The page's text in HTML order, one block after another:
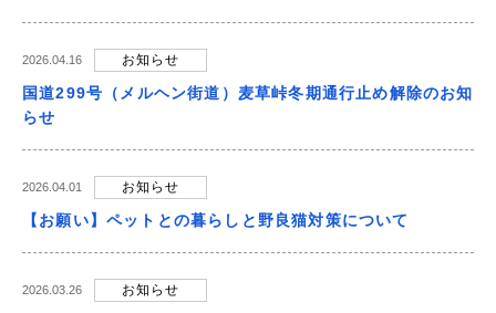
2026.04.16 お知らせ
国道299号（メルヘン街道）麦草峠冬期通行止め解除のお知
らせ
2026.04.01 お知らせ
【お願い】ペットとの暮らしと野良猫対策について
2026.03.26 お知らせ